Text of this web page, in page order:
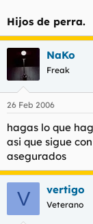
Hijos de perra.
NaKo
Freak
26 Feb 2006
hagas lo que
asi que sigue
asegurados
V vertigo
Veterano